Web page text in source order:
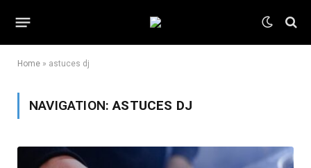
Home » astuces dj
NAVIGATION:ASTUCES DJ